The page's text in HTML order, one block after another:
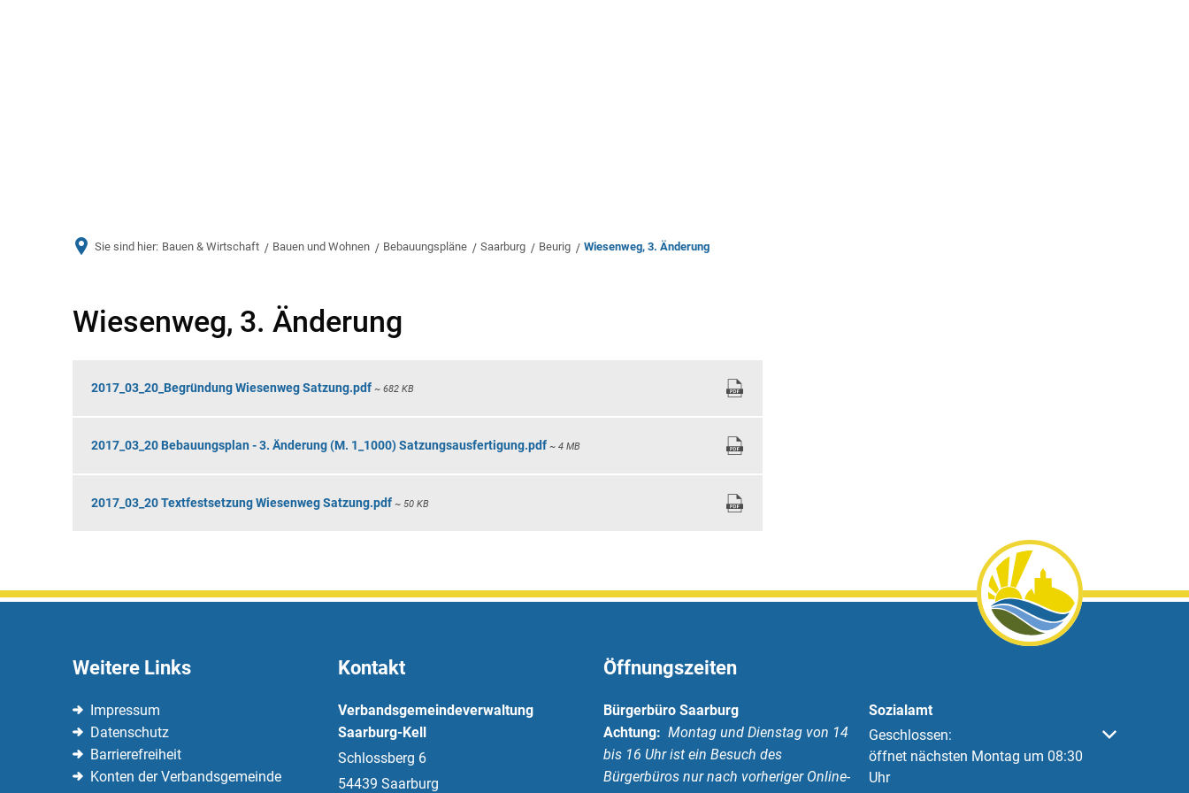
Sie sind hier: Bauen & Wirtschaft Bauen und Wohnen Bebauungspläne Saarburg Beurig Wiesenweg, 3. Änderung
Wiesenweg,
Änderung
Wiesenweg, 3. Änderung
2017_03_20_Begründung Wiesenweg Satzung.pdf ~ 682 KB
2017_03_20 Bebauungsplan - 3. Änderung (M. 1_1000) Satzungsausfertigung.pdf ~ 4 MB
2017_03_20 Textfestsetzung Wiesenweg Satzung.pdf ~ 50 KB
Weitere Links
Impressum
Datenschutz
Barrierefreiheit
Konten der Verbandsgemeinde
Kontakt
Verbandsgemeindeverwaltung
Saarburg-Kell
Schlossberg 6
54439 Saarburg
Öffnungszeiten
Bürgerbüro Saarburg
Achtung: Montag und Dienstag von 14
bis 16 Uhr ist ein Besuch des
Bürgerbüros nur nach vorheriger Online-
Sozialamt
Klicken, um weitere Öffnungs- oder Schließzeiten
Geschlossen:
öffnet nächsten Montag um 08:30
Uhr